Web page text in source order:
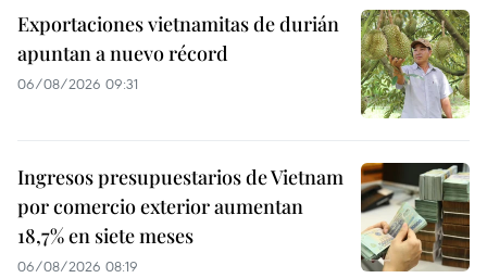
Exportaciones vietnamitas de durián
apuntan a nuevo récord
06/08/2026 09:31
Ingresos presupuestarios de Vietnam
por comercio exterior aumentan
18,7% en siete meses
06/08/2026 08:19